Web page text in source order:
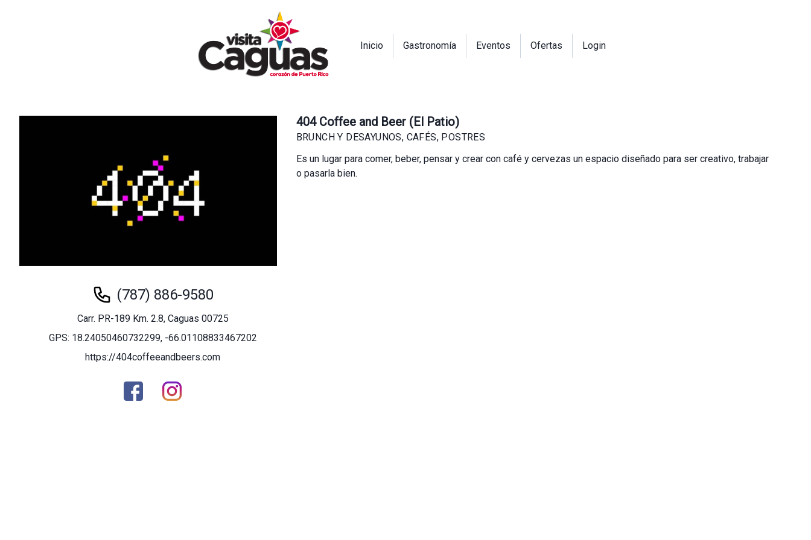
Inicio Gastronomía Eventos Ofertas Login
(787) 886-9580
Carr. PR-189 Km. 2.8, Caguas 00725
GPS: 18.24050460732299, -66.01108833467202
https://404coffeeandbeers.com
404 Coffee and Beer (El Patio)
BRUNCH Y DESAYUNOS, CAFÉS, POSTRES
Es un lugar para comer, beber, pensar y crear con café y cervezas un espacio diseñado para ser creativo, trabajar
o pasarla bien.